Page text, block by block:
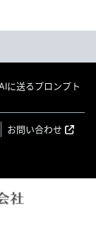
に送るプロンプト
お問い合わせ